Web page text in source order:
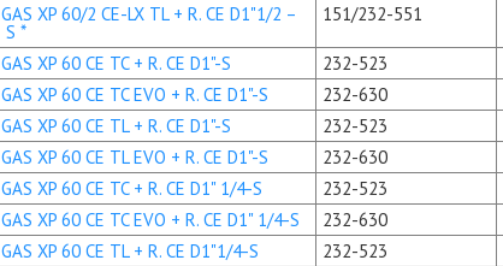
GAS XP 60/2 CE-LX TL + R. CE D1"1/2 –
S *
151/232-551
GAS XP 60 CE TC + R. CE D1"-S 232-523
GAS XP 60 CE TC EVO + R. CE D1"-S
232-630
GAS XP 60 CE TL + R. CE D1"-S
232-523
GAS XP 60 CE TL EVO + R. CE D1"-S
232-630
GAS XP 60 CE TC + R. CE D1" 1/4-S
232-523
GAS XP 60 CE TC EVO + R. CE D1" 1/4-S
232-630
GAS XP 60 CE TL + R. CE D1"1/4-S
232-523